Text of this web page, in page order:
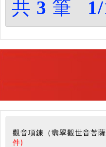
共 3 筆
觀音項鍊（翡翠觀世音菩薩
件)